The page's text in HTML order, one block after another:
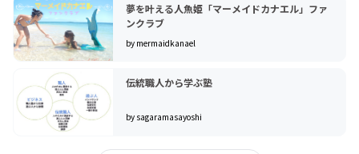
夢を叶える人魚姫「マーメイドカナエル」ファ
ンクラブ
by mermaidkanael
伝統職人から学ぶ塾
by sagaramasayoshi